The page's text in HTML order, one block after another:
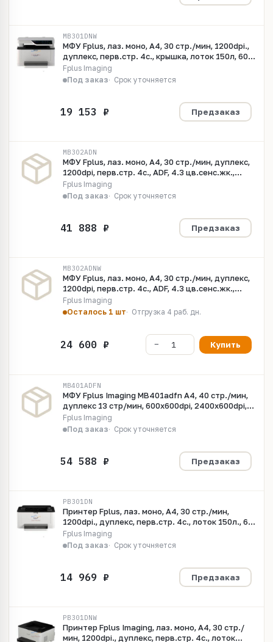
MB301DNW
МФУ Fplus, лаз. моно, A4, 30 стр./мин, 1200dpi.,
дуплекс, перв.стр. 4с., крышка, лоток 150л, 60-
200 гр., USB, Ethernet,Wi-Fi, макс. 65000 стр/мес,
667МГц, 512Мб, стартовый картридж 3000
Fplus Imaging
Под заказ
Срок уточняется
Предзаказ
MB302ADN
МФУ Fplus, лаз. моно, A4, 30 стр./мин, дуплекс,
1200dpi, перв.стр. 4с., ADF, 4.3 цв.сенс.жк.,
лоток 150л, 60-200 гр., USB, Ethernet, макс.
65000 стр/мес, 667МГц, 512Мб, стартовый
картридж 3000 копий.
Fplus Imaging
Под заказ
Срок уточняется
Предзаказ
MB302ADNW
МФУ Fplus, лаз. моно, A4, 30 стр./мин, дуплекс,
1200dpi, перв.стр. 4с., ADF, 4.3 цв.сенс.жк.,
лоток 150л, 60-200 гр., USB, Ethernet, Wi-Fi,
макс. 65000 стр/мес, 667МГц, 512Мб, стартовый
картридж 3000 копий.
Fplus Imaging
Осталось 1 шт
Отгрузка 4 раб. дн.
Купить
MB401ADFN
МФУ Fplus Imaging MB401adfn A4, 40 стр./мин,
дуплекс 13 стр/мин, 600x600dpi, 2400x600dpi,
DADF однопрох. 50л., CIS, 600x600ppi, скан.моно
92 стор/мин, цв. 40 стор/мин, 2.8 цв.сенс.жк.,
Gigabit Ethernet, 1ГГц, 512Мб, стартовый
Fplus Imaging
Под заказ
Срок уточняется
Предзаказ
PB301DN
Принтер Fplus, лаз. моно, A4, 30 стр./мин,
1200dpi., дуплекс, перв.стр. 4с., лоток 150л., 60-
200 гр., USB, Ethernet, макс. 65000 стр/мес,
667МГц, 512Мб, стартовый картридж 3000
Fplus Imaging
Под заказ
Срок уточняется
Предзаказ
PB301DNW
Принтер Fplus Imaging, лаз. моно, A4, 30 стр./
мин, 1200dpi., дуплекс, перв.стр. 4с., лоток